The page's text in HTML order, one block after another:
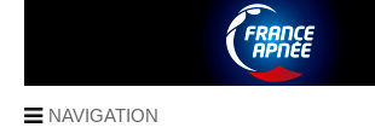
NAVIGATION